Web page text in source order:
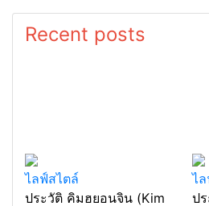
Recent posts
ไลฟ์สไตล์
ประวัติ คิมฮยอนจิน (Kim
ไ
ป